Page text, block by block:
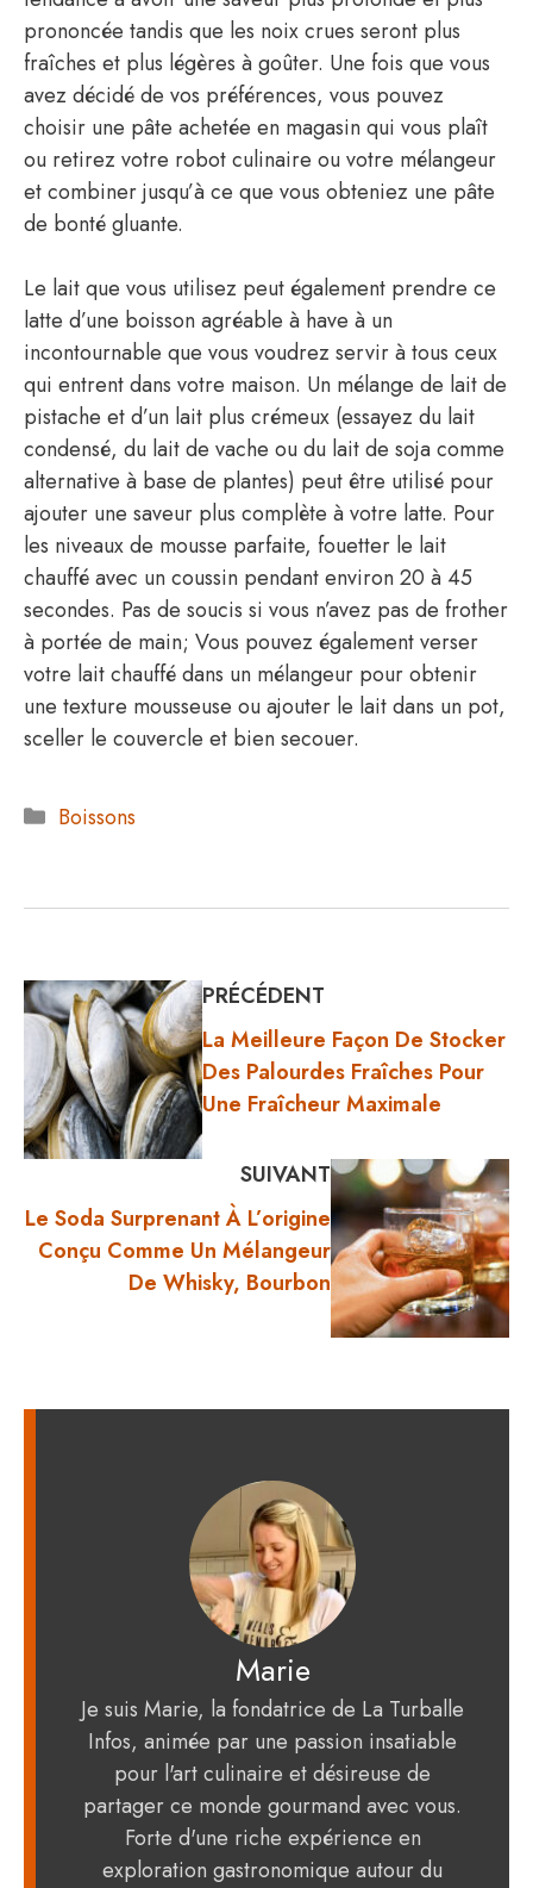
prononcée tandis que les noix crues seront plus
fraîches et plus légères à goûter. Une fois que vous
avez décidé de vos préférences, vous pouvez
choisir une pâte achetée en magasin qui vous plaît
ou retirez votre robot culinaire ou votre mélangeur
et combiner jusqu’à ce que vous obteniez une pâte
de bonté gluante.
Le lait que vous utilisez peut également prendre ce
latte d’une boisson agréable à have à un
incontournable que vous voudrez servir à tous ceux
qui entrent dans votre maison. Un mélange de lait de
pistache et d’un lait plus crémeux (essayez du lait
condensé, du lait de vache ou du lait de soja comme
alternative à base de plantes) peut être utilisé pour
ajouter une saveur plus complète à votre latte. Pour
les niveaux de mousse parfaite, fouetter le lait
chauffé avec un coussin pendant environ 20 à 45
secondes. Pas de soucis si vous n’avez pas de frother
à portée de main; Vous pouvez également verser
votre lait chauffé dans un mélangeur pour obtenir
une texture mousseuse ou ajouter le lait dans un pot,
sceller le couvercle et bien secouer.
Catégories
Boissons
PRÉCÉDENT
La Meilleure Façon De Stocker
Des Palourdes Fraîches Pour
Une Fraîcheur Maximale
SUIVANT
Le Soda Surprenant À L’origine
Conçu Comme Un Mélangeur
De Whisky, Bourbon
Marie
Je suis Marie, la fondatrice de La Turballe
Infos, animée par une passion insatiable
pour l'art culinaire et désireuse de
partager ce monde gourmand avec vous.
Forte d'une riche expérience en
exploration gastronomique autour du